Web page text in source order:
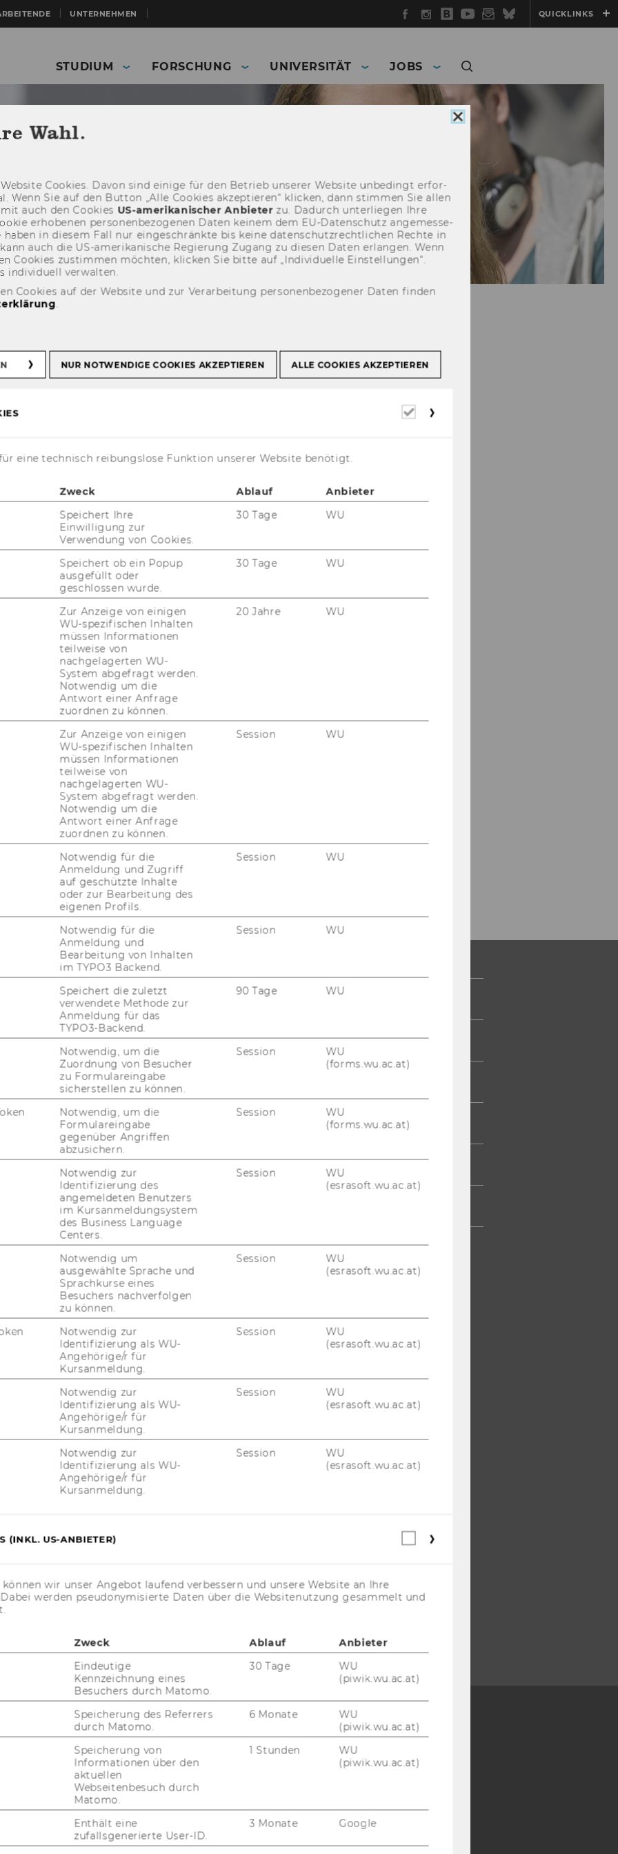
UNTERNEHMEN Facebook
Instagram
WU
Blog
YouTube
Newsletter
BlueskyQUICKLINKS
STUDIUM FORSCHUNG UNIVERSITÄT JOBS
spe­ci­fic busi­ness and re­por­ting re­qui­
to re­port on data from va­rious ap­p­li­
struc­tu­re which forms the basis for the
the re­port, the user works with a struc­
struc­tu­re of the re­port when the re­port
sever­al row and co­lumn mo­dels, which
to help the user crea­te re­ports quick­ly
URL]
FORSCHUNG
FORSCHUNGSPORTAL
IMPACT DER FORSCHUNG
ORGANISATION DER
FORSCHUNG
FORSCHUNGSINFRASTRUKTUR
JOBS
JOBS
JOBPORTAL
RESEARCH CAREER
KARRIERENETZWERKE AN DER
STUDIERENDE
PRESSE
NewsletterBluesky
WEBSEITE
ACCREDITED BY:
AMBA
Cookie
Wahl.
Coo­kies. Davon sind ei­ni­ge für den Be­trieb un­se­rer Web­site un­be­dingt er­for­
Wenn Sie auf den But­ton „Alle Coo­kies ak­zep­tie­ren“ kli­cken, dann stim­men Sie allen
auch den Coo­kies US-​amerikanischer An­bie­terzu. Da­durch un­ter­lie­gen Ihre
er­ho­be­nen per­so­nen­be­zo­ge­nen Daten kei­nem dem EU-​Datenschutz an­ge­mes­se­
haben in die­sem Fall nur ein­ge­schränk­te bis keine da­ten­schutz­recht­li­chen Rech­te in
auch die US-​amerikanische Re­gie­rung Zu­gang zu die­sen Daten er­lan­gen. Wenn
Coo­kies zu­stim­men möch­ten, kli­cken Sie bitte auf „In­di­vi­du­el­le Ein­stel­lun­gen“.
in­di­vi­du­ell ver­wal­ten.
Cookies auf der Website und zur Verarbeitung personenbezogener Daten finden
.
NUR NOTWENDIGE COOKIES AKZEPTIEREN ALLE COOKIES AKZEPTIEREN
Erforderliche
eine technisch reibungslose Funktion unserer Website benötigt.
Zweck Ablauf
Anbieter
Speichert Ihre
Einwilligung zur
Verwendung von Cookies.
30 Tage WU
Speichert ob ein Popup
ausgefüllt oder
geschlossen wurde.
30 Tage WU
Zur Anzeige von einigen
WU-spezifischen Inhalten
müssen Informationen
teilweise von
nachgelagerten WU-
System abgefragt werden.
Notwendig um die
Antwort einer Anfrage
zuordnen zu können.
20 Jahre WU
Zur Anzeige von einigen
WU-spezifischen Inhalten
müssen Informationen
teilweise von
nachgelagerten WU-
System abgefragt werden.
Notwendig um die
Antwort einer Anfrage
zuordnen zu können.
Session WU
Notwendig für die
Anmeldung und Zugriff
auf geschützte Inhalte
oder zur Bearbeitung des
eigenen Profils.
Session WU
Notwendig für die
Anmeldung und
Bearbeitung von Inhalten
im TYPO3 Backend.
Session WU
Speichert die zuletzt
verwendete Methode zur
Anmeldung für das
TYPO3-Backend.
90 Tage WU
Notwendig, um die
Zuordnung von Besucher
zu Formulareingabe
sicherstellen zu können.
Session
WU
(forms.wu.ac.at)
Notwendig, um die
Formulareingabe
gegenüber Angriffen
abzusichern.
Session
WU
(forms.wu.ac.at)
Notwendig zur
Identifizierung des
angemeldeten Benutzers
im Kursanmeldungsystem
des Business Language
Centers.
Session
WU
(esrasoft.wu.ac.at)
Notwendig um
ausgewählte Sprache und
Sprachkurse eines
Besuchers nachverfolgen
zu können.
Session
WU
(esrasoft.wu.ac.at)
Notwendig zur
Identifizierung als WU-
Angehörige/r für
Kursanmeldung.
Session
WU
(esrasoft.wu.ac.at)
Notwendig zur
Identifizierung als WU-
Angehörige/r für
Kursanmeldung.
Session
WU
(esrasoft.wu.ac.at)
Notwendig zur
Identifizierung als WU-
Angehörige/r für
Kursanmeldung.
Session
WU
(esrasoft.wu.ac.at)
(INKL. US-ANBIETER)
Webstatistik
wir unser Angebot laufend verbessern und unsere Website an Ihre
werden pseudonymisierte Daten über die Websitenutzung gesammelt und
Zweck Ablauf
Anbieter
Eindeutige
Kennzeichnung eines
Besuchers durch Matomo.
30 Tage
WU
(piwik.wu.ac.at)
Speicherung des Referrers
durch Matomo.
6 Monate
WU
(piwik.wu.ac.at)
Speicherung von
Informationen über den
aktuellen
Webseitenbesuch durch
Matomo.
1 Stunden
WU
(piwik.wu.ac.at)
Enthält eine
zufallsgenerierte User-ID.
3 Monate Google